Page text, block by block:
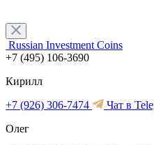
Russian Investment Coins
+7 (495) 106-3690
Кирилл
+7 (926) 306-7474
Чат в
Олег